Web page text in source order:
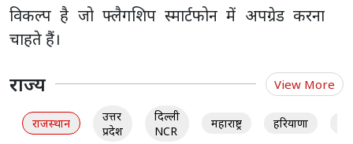
विकल्प है जो फ्लैगशिप स्मार्टफोन में अपग्रेड करना
चाहते हैं।
राज्य View More
राजस्थान
उत्तर
प्रदेश
दिल्ली
NCR
महाराष्ट्र हरियाणा